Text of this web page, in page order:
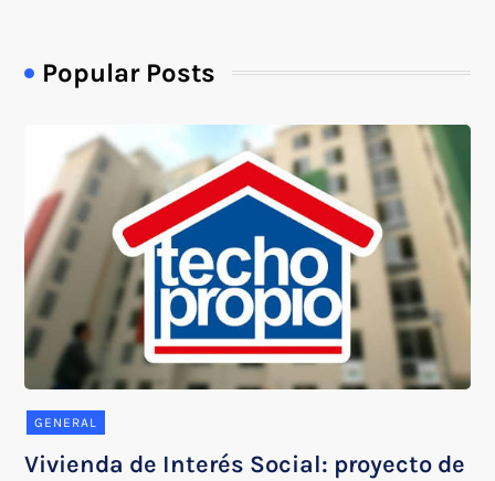
Popular Posts
GENERAL
Vivienda de Interés Social: proyecto de